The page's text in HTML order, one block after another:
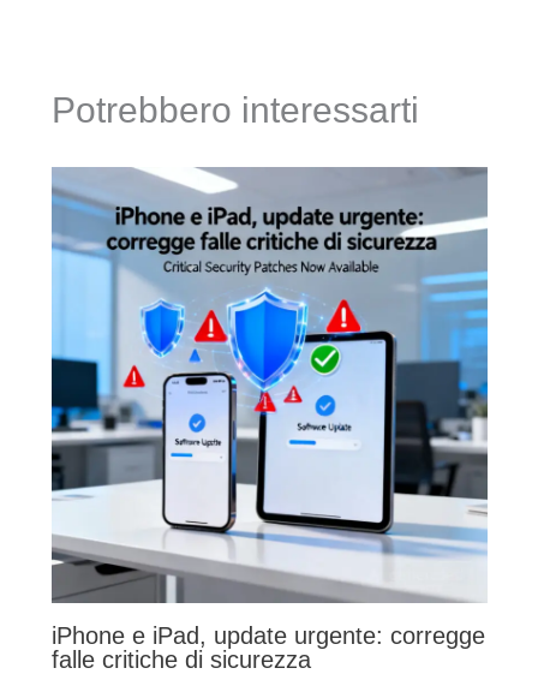
Potrebbero interessarti
iPhone e iPad, update urgente: corregge
falle critiche di sicurezza